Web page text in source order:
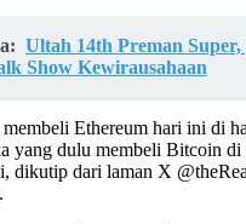
Ultah 14th Preman
Show Kewirausahaan
Ethereum hari ini di
yang dulu membeli Bitcoin di
dikutip dari laman X